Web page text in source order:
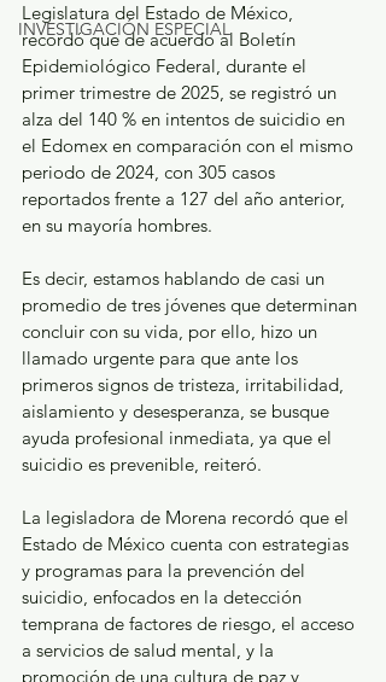
INVESTIGACIÓN ESPECIAL
Legislatura del Estado de México,
recordó que de acuerdo al Boletín
Epidemiológico Federal, durante el
primer trimestre de 2025, se registró un
alza del 140 % en intentos de suicidio en
el Edomex en comparación con el mismo
periodo de 2024, con 305 casos
reportados frente a 127 del año anterior,
en su mayoría hombres.
Es decir, estamos hablando de casi un
promedio de tres jóvenes que determinan
concluir con su vida, por ello, hizo un
llamado urgente para que ante los
primeros signos de tristeza, irritabilidad,
aislamiento y desesperanza, se busque
ayuda profesional inmediata, ya que el
suicidio es prevenible, reiteró.
La legisladora de Morena recordó que el
Estado de México cuenta con estrategias
y programas para la prevención del
suicidio, enfocados en la detección
temprana de factores de riesgo, el acceso
a servicios de salud mental, y la
promoción de una cultura de paz y